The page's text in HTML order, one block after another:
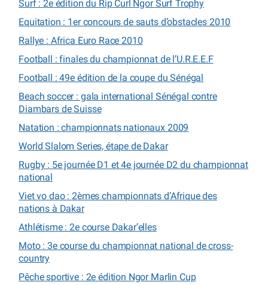
Surf : 2e édition du Rip Curl Ngor Surf Trophy
Equitation : 1er concours de sauts d’obstacles 2010
Rallye : Africa Euro Race 2010
Football : finales du championnat de l’U.R.E.E.F
Football : 49e édition de la coupe du Sénégal
Beach soccer : gala international Sénégal contre
Diambars de Suisse
Natation : championnats nationaux 2009
World Slalom Series, étape de Dakar
Rugby : 5e journée D1 et 4e journée D2 du championnat
national
Viet vo dao : 2èmes championnats d’Afrique des
nations à Dakar
Athlétisme : 2e course Dakar’elles
Moto : 3e course du championnat national de cross-
country
Pêche sportive : 2e édition Ngor Marlin Cup